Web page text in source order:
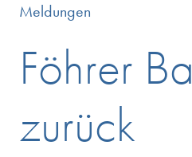
Meldungen
Föhrer
zurück